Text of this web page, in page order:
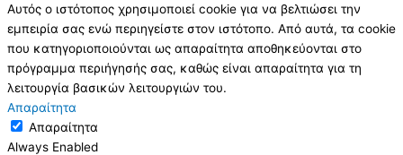
Αυτός ο ιστότοπος χρησιμοποιεί cookie για να βελτιώσει την
εμπειρία σας ενώ περιηγείστε στον ιστότοπο. Από αυτά, τα cookie
που κατηγοριοποιούνται ως απαραίτητα αποθηκεύονται στο
πρόγραμμα περιήγησής σας, καθώς είναι απαραίτητα για τη
λειτουργία βασικών λειτουργιών του.
Απαραίτητα
Απαραίτητα
Always Enabled